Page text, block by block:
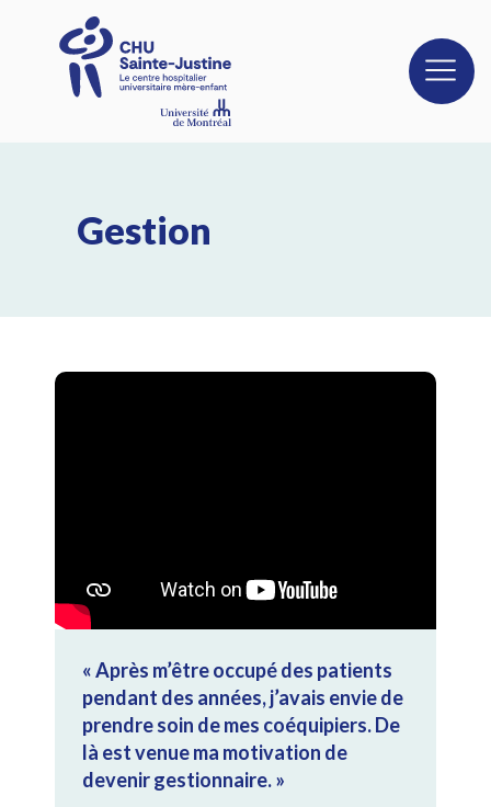
Gestion
« Après m’être occupé des patients
pendant des années, j’avais envie de
prendre soin de mes coéquipiers. De
là est venue ma motivation de
devenir gestionnaire. »